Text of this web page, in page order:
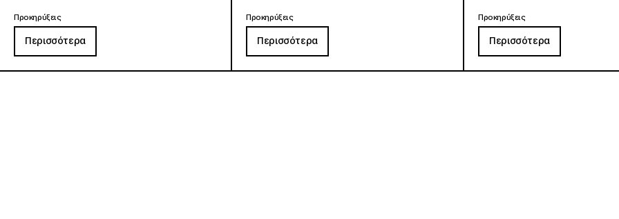
Προκηρύξεις
Περισσότερα
Προκηρύξεις
Περισσότερα
Προκηρύξεις
Περισσότερα